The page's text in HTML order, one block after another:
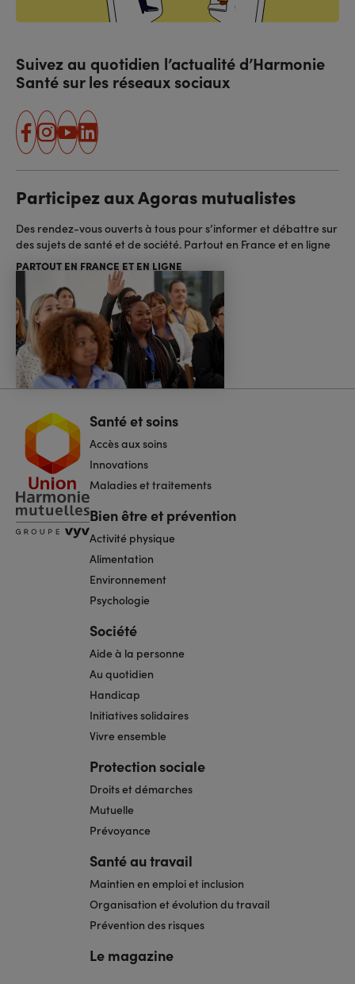
Suivez au quotidien l’actualité d’Harmonie
Santé sur les réseaux sociaux
facebook
instagram
youtube
linkedin
Participez aux Agoras mutualistes
Des rendez-vous ouverts à tous pour s’informer et débattre sur
des sujets de santé et de société. Partout en France et en ligne
PARTOUT EN FRANCE ET EN LIGNE
Navigation
pied
de
page
Santé et soins
Accès aux soins
Innovations
Maladies et traitements
Bien être et prévention
Activité physique
Alimentation
Environnement
Psychologie
Société
Aide à la personne
Au quotidien
Handicap
Initiatives solidaires
Vivre ensemble
Protection sociale
Droits et démarches
Mutuelle
Prévoyance
Santé au travail
Maintien en emploi et inclusion
Organisation et évolution du travail
Prévention des risques
Le magazine